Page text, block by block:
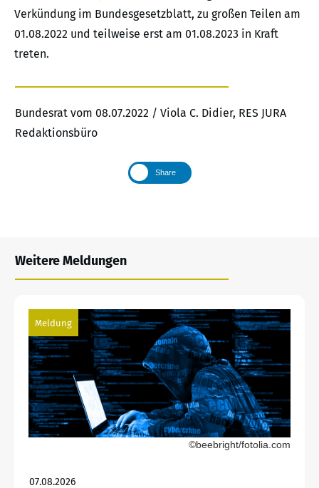
Verkündung im Bundesgesetzblatt, zu großen Teilen am
01.08.2022 und teilweise erst am 01.08.2023 in Kraft
treten.
Bundesrat vom 08.07.2022 / Viola C. Didier, RES JURA
Redaktionsbüro
Share
Weitere Meldungen
Meldung
©beebright/fotolia.com
07.08.2026